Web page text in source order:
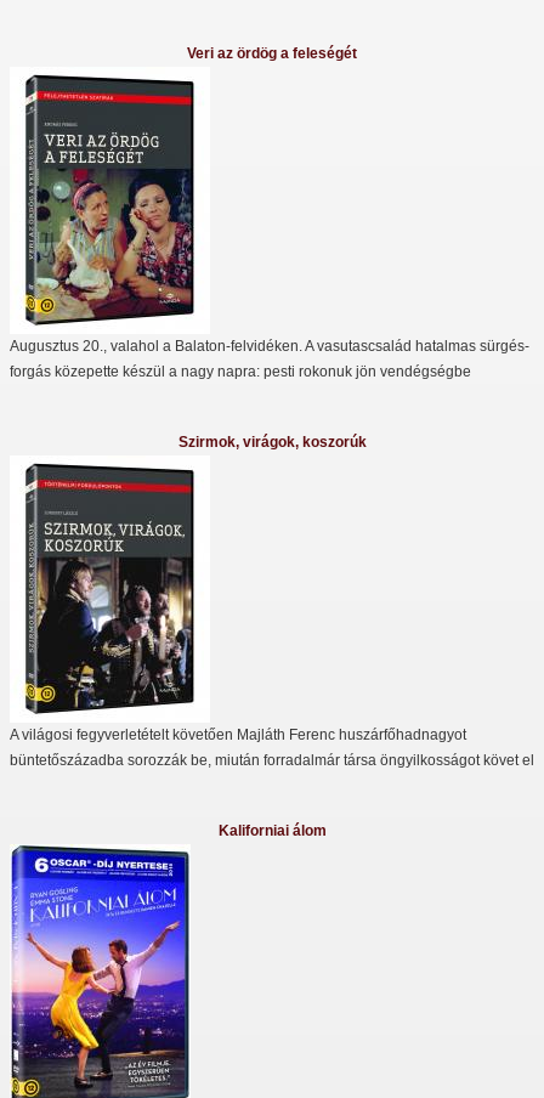
Veri az ördög a feleségét
Augusztus 20., valahol a Balaton-felvidéken. A vasutascsalád hatalmas sürgés-
forgás közepette készül a nagy napra: pesti rokonuk jön vendégségbe
Szirmok, virágok, koszorúk
A világosi fegyverletételt követően Majláth Ferenc huszárfőhadnagyot
büntetőszázadba sorozzák be, miután forradalmár társa öngyilkosságot követ el
Kaliforniai álom